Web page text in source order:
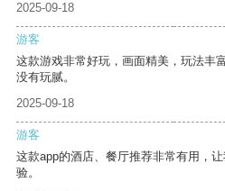
2025-09-18
游客
这款游戏非常好玩，画面精美，玩法丰
没有玩腻。
2025-09-18
游客
这款app的酒店、餐厅推荐非常有用，
验。